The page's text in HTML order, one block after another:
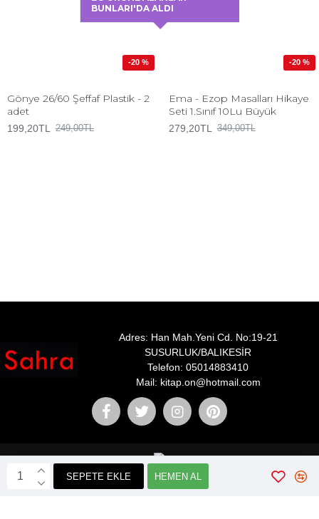
SEPETE EKLE HEMEN AL
BUNLARI'DA ALDI
-20 %
Gönye 26/60 Şeffaf Plastik - 2
adet
199,20TL 249,00TL
-20 %
Ema - Ezop Masalları Hikaye
Seti 1.Sınıf 10Lu Büyük
279,20TL 349,00TL
Adres: Han Mah.Yeni Cd. No:19-21
SUSURLUK/BALIKESİR
Telefon: 05014883410
Mail: kitap.on@hotmail.com